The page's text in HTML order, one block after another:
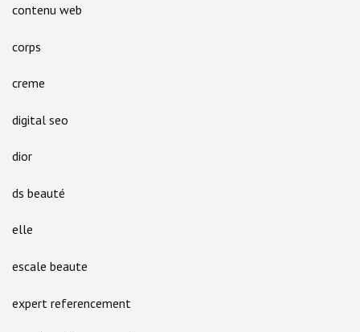
contenu web
corps
creme
digital seo
dior
ds beauté
elle
escale beaute
expert referencement